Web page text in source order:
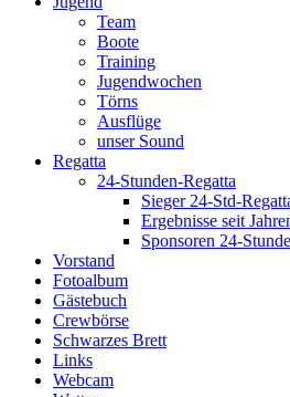
Team
Boote
Training
Jugendwochen
Törns
Ausflüge
unser Sound
Regatta
24-Stunden-Regatta
Sieger 24-Std-
Ergebnisse seit
Sponsoren 24-
Vorstand
Fotoalbum
Gästebuch
Crewbörse
Schwarzes Brett
Links
Webcam